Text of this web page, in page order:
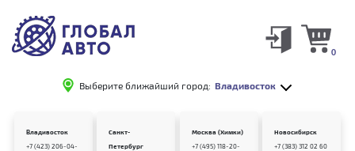
Выберите ближайший город: Владивосток
0
Владивосток
+7 (423) 206-04-
Санкт-
Петербург
Москва (Химки)
+7 (495) 118-20-
Новосибирск
+7 (383) 312 02 60